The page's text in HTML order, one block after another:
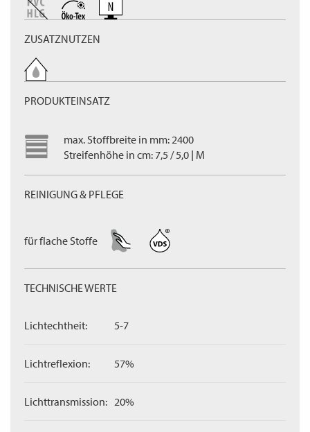
ZUSATZNUTZEN
PRODUKTEINSATZ
max. Stoffbreite in mm: 2400
Streifenhöhe in cm: 7,5 / 5,0 | M
REINIGUNG & PFLEGE
für flache Stoffe
TECHNISCHE WERTE
Lichtechtheit: 5-7
Lichtreflexion: 57%
Lichttransmission: 20%